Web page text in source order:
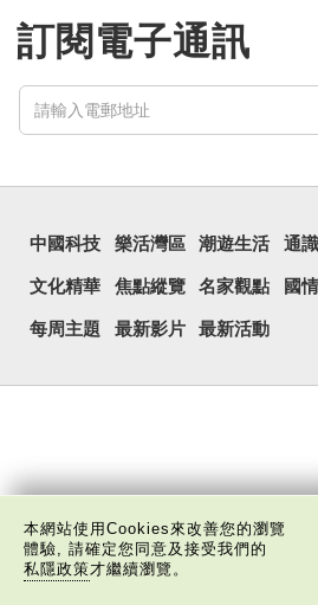
訂閱電子通訊
中國科技 樂活灣區 潮遊生活 通
文化精華 焦點縱覽 名家觀點 國
每周主題 最新影片 最新活動
本網站使用Cookies來改善您的瀏覽
體驗, 請確定您同意及接受我們的
私隱政策才繼續瀏覽。